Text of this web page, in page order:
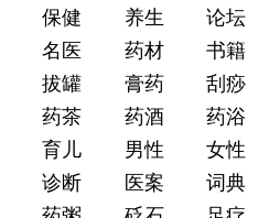
保健 养生
论坛
名医 药材
书籍
拔罐 膏药
刮痧
药茶 药酒
药浴
育儿 男性
女性
诊断 医案
词典